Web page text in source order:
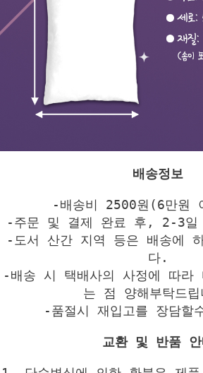
배송정보
-배송비 2500원(6만원
-주문 및 결제 완료 후, 2-3일
-도서 산간 지역 등은 배송에
다.
-배송 시 택배사의 사정에 따라
는 점 양해부탁드립
-품절시 재입고를 장담할
교환 및 반품 안